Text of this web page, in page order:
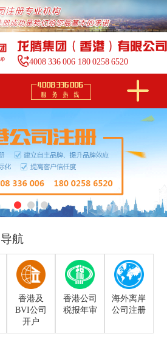
4008 336 006 180 0258 6520
航
香港及
BVI公司
开户
香港公司
税报年审
海外离岸
公司注册